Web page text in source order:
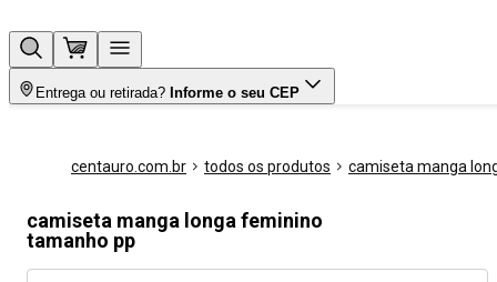
Entrega ou retirada? Informe o seu CEP
centauro.com.br todos os produtos camiseta manga
camiseta manga longa feminino
tamanho pp